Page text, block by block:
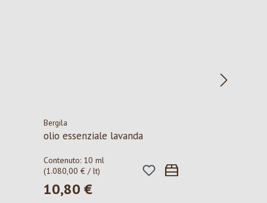
Bergila
olio essenziale lavanda
Contenuto: 10 ml
(1.080,00 € / lt)
Prezzo normale:
10,80 €